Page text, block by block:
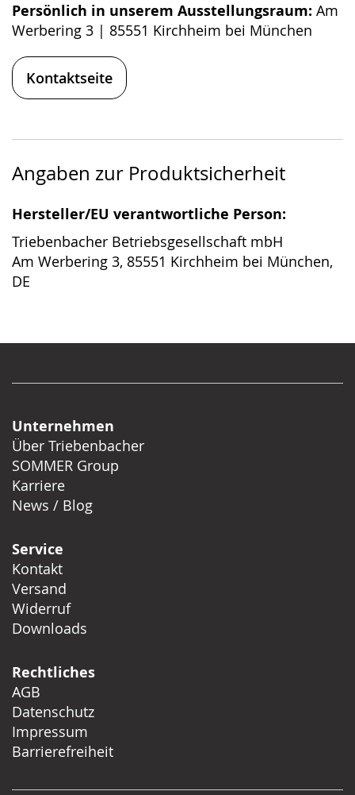
Persönlich in unserem Ausstellungsraum: Am
Werbering 3 | 85551 Kirchheim bei München
Kontaktseite
Angaben zur Produktsicherheit
Hersteller/EU verantwortliche Person:
Triebenbacher Betriebsgesellschaft mbH
Am Werbering 3, 85551 Kirchheim bei München,
DE
Unternehmen
Über Triebenbacher
SOMMER Group
Karriere
News / Blog
Service
Kontakt
Versand
Widerruf
Downloads
Rechtliches
AGB
Datenschutz
Impressum
Barrierefreiheit